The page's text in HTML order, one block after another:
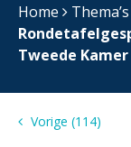
Home
Tweede Kamer
Vorige (114)